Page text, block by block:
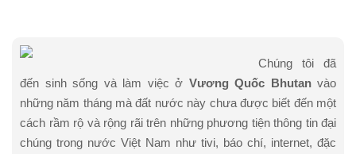
Chúng tôi đã
đến sinh sống và làm việc ở Vương Quốc Bhutanvào
những năm tháng mà đất nước này chưa được biết đến một
cách rầm rộ và rộng rãi trên những phương tiện thông tin đại
chúng trong nước Việt Nam như tivi, báo chí, internet, đặc